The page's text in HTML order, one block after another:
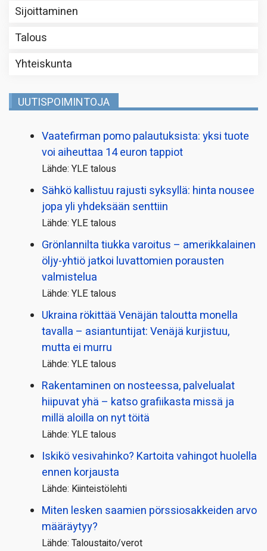
Sijoittaminen
Talous
Yhteiskunta
UUTISPOIMINTOJA
Vaatefirman pomo palautuksista: yksi tuote
voi aiheuttaa 14 euron tappiot
Lähde: YLE talous
Sähkö kallistuu rajusti syksyllä: hinta nousee
jopa yli yhdeksään senttiin
Lähde: YLE talous
Grönlannilta tiukka varoitus – amerikkalainen
öljy-yhtiö jatkoi luvattomien porausten
valmistelua
Lähde: YLE talous
Ukraina rökittää Venäjän taloutta monella
tavalla – asiantuntijat: Venäjä kurjistuu,
mutta ei murru
Lähde: YLE talous
Rakentaminen on nosteessa, palvelualat
hiipuvat yhä – katso grafiikasta missä ja
millä aloilla on nyt töitä
Lähde: YLE talous
Iskikö vesivahinko? Kartoita vahingot huolella
ennen korjausta
Lähde: Kiinteistölehti
Miten lesken saamien pörssi­osakkeiden arvo
määräytyy?
Lähde: Taloustaito/verot